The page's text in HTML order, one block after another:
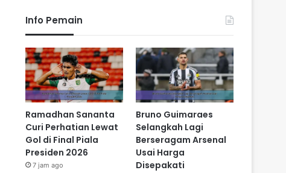
Info Pemain
Ramadhan Sananta
Curi Perhatian Lewat
Gol di Final Piala
Presiden 2026
7 jam ago
Bruno Guimaraes
Selangkah Lagi
Berseragam Arsenal
Usai Harga
Disepakati